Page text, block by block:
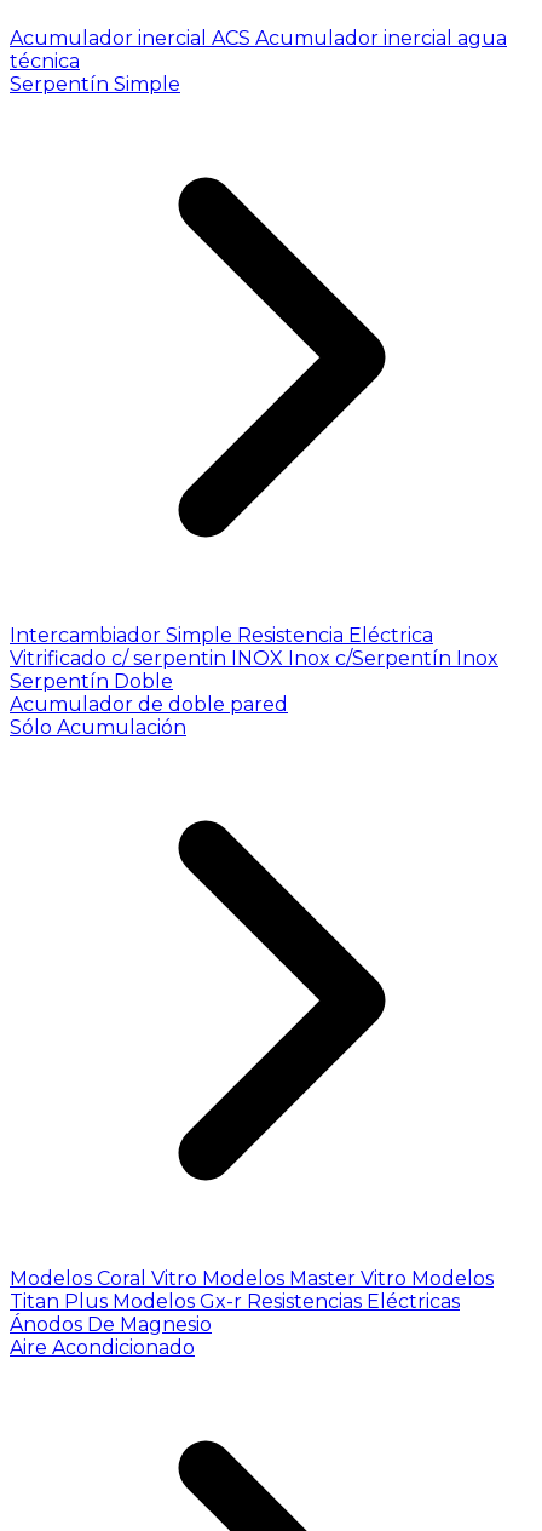
Acumulador inercial ACS Acumulador inercial agua
técnica
Serpentín Simple
Intercambiador Simple Resistencia Eléctrica
Vitrificado c/ serpentin INOX Inox c/Serpentín Inox
Serpentín Doble
Acumulador de doble pared
Sólo Acumulación
Modelos Coral Vitro Modelos Master Vitro Modelos
Titan Plus Modelos Gx-r Resistencias Eléctricas
Ánodos De Magnesio
Aire Acondicionado